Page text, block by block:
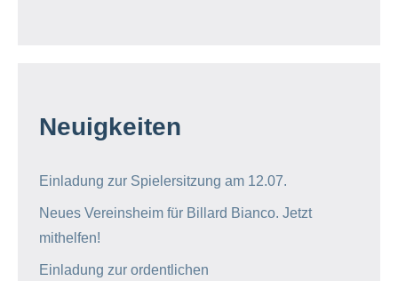
Neuigkeiten
Einladung zur Spielersitzung am 12.07.
Neues Vereinsheim für Billard Bianco. Jetzt
mithelfen!
Einladung zur ordentlichen